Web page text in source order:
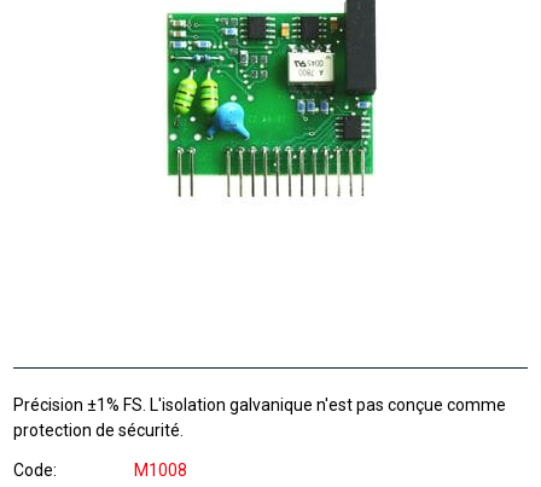
Précision ±1% FS. L'isolation galvanique n'est pas conçue comme
protection de sécurité.
Code M1008